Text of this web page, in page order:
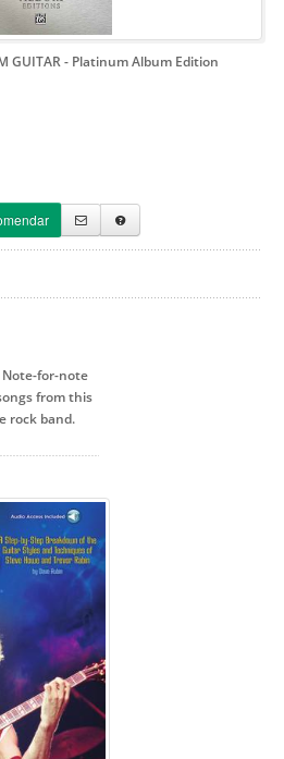
GUITAR- Platinum Album Edition
Note-for-note
from this
rock band.